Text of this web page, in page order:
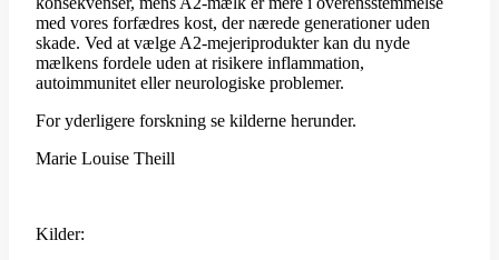
med vores forfædres kost, der nærede generationer uden
skade. Ved at vælge A2-mejeriprodukter kan du nyde
mælkens fordele uden at risikere inflammation,
autoimmunitet eller neurologiske problemer.
For yderligere forskning se kilderne herunder.
Marie Louise Theill
Kilder: